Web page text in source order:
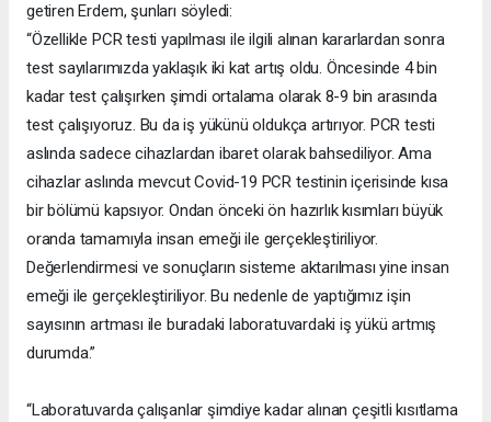
getiren Erdem, şunları söyledi:
“Özellikle PCR testi yapılması ile ilgili alınan kararlardan sonra
test sayılarımızda yaklaşık iki kat artış oldu. Öncesinde 4 bin
kadar test çalışırken şimdi ortalama olarak 8-9 bin arasında
test çalışıyoruz. Bu da iş yükünü oldukça artırıyor. PCR testi
aslında sadece cihazlardan ibaret olarak bahsediliyor. Ama
cihazlar aslında mevcut Covid-19 PCR testinin içerisinde kısa
bir bölümü kapsıyor. Ondan önceki ön hazırlık kısımları büyük
oranda tamamıyla insan emeği ile gerçekleştiriliyor.
Değerlendirmesi ve sonuçların sisteme aktarılması yine insan
emeği ile gerçekleştiriliyor. Bu nedenle de yaptığımız işin
sayısının artması ile buradaki laboratuvardaki iş yükü artmış
durumda.”
“Laboratuvarda çalışanlar şimdiye kadar alınan çeşitli kısıtlama